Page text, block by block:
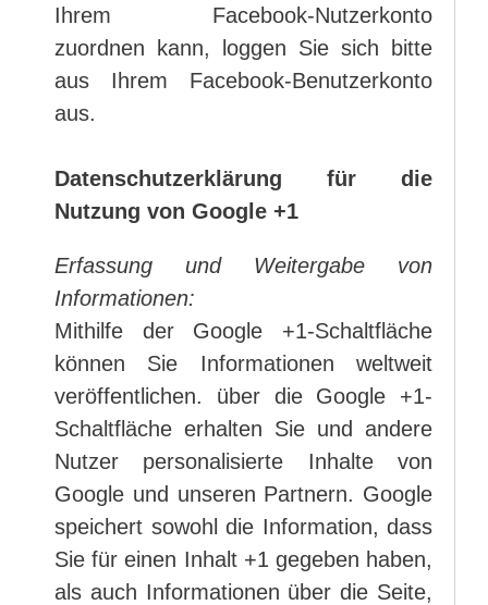
Ihrem Facebook-Nutzerkonto
zuordnen kann, loggen Sie sich bitte
aus Ihrem Facebook-Benutzerkonto
aus.
Datenschutzerklärung für die
Nutzung von Google +1
Erfassung und Weitergabe von
Informationen:
Mithilfe der Google +1-Schaltfläche
können Sie Informationen weltweit
veröffentlichen. über die Google +1-
Schaltfläche erhalten Sie und andere
Nutzer personalisierte Inhalte von
Google und unseren Partnern. Google
speichert sowohl die Information, dass
Sie für einen Inhalt +1 gegeben haben,
als auch Informationen über die Seite,